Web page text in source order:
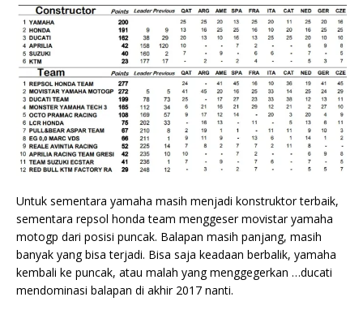
Untuk sementara yamaha masih menjadi konstruktor terbaik,
sementara repsol honda team menggeser movistar yamaha
motogp dari posisi puncak. Balapan masih panjang, masih
banyak yang bisa terjadi. Bisa saja keadaan berbalik, yamaha
kembali ke puncak, atau malah yang menggegerkan …ducati
mendominasi balapan di akhir 2017 nanti.